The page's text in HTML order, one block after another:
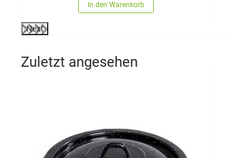
In den Warenkorb
Next
Zuletzt angesehen